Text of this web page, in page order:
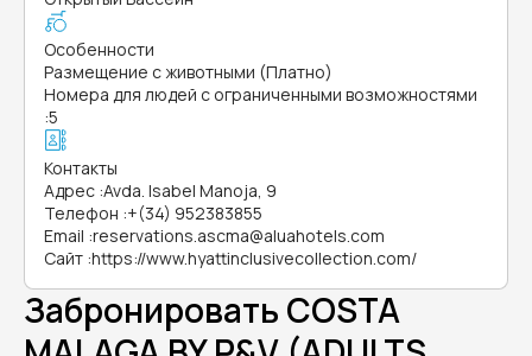
Особенности
Размещение с животными (Платно)
Номера для людей с ограниченными возможностями
:5
Контакты
Адрес :Avda. Isabel Manoja, 9
Телефон :+(34) 952383855
Email :reservations.ascma@aluahotels.com
Сайт :https://www.hyattinclusivecollection.com/
Забронировать COSTA